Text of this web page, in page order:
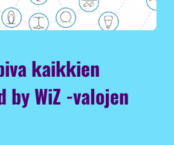
kaikkien
by WiZ -valojen